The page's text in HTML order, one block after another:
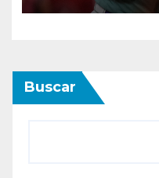
Buscar